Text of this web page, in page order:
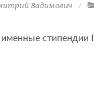
Вадимович